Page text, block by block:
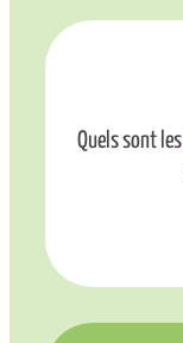
Quels sont les